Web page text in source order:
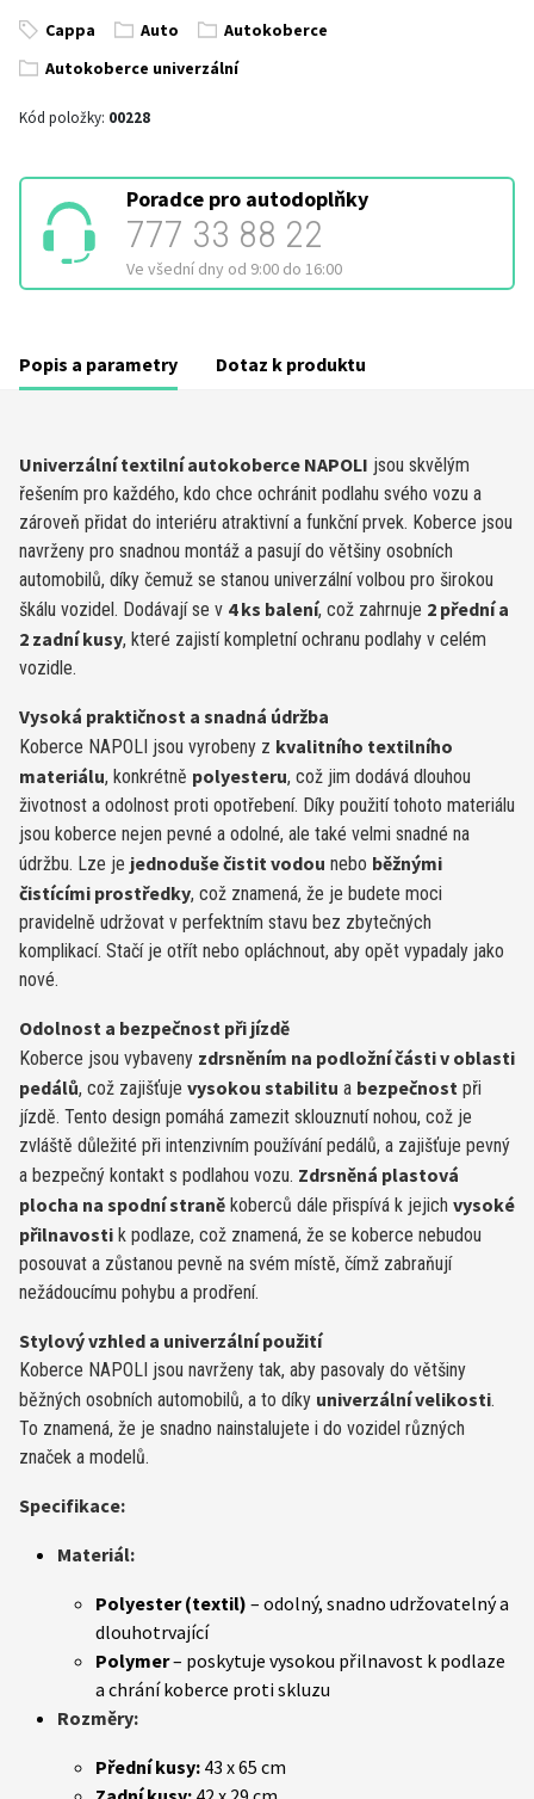
Cappa Auto
Autokoberce
Autokoberce univerzální
Kód položky: 00228
Poradce pro autodoplňky
777 33 88 22
Ve všední dny od 9:00 do 16:00
Popis a parametry Dotaz k produktu
Univerzální textilní autokoberce NAPOLI jsou skvělým
řešením pro každého, kdo chce ochránit podlahu svého vozu a
zároveň přidat do interiéru atraktivní a funkční prvek. Koberce jsou
navrženy pro snadnou montáž a pasují do většiny osobních
automobilů, díky čemuž se stanou univerzální volbou pro širokou
škálu vozidel. Dodávají se v 4 ks balení, což zahrnuje 2 přední a
2 zadní kusy, které zajistí kompletní ochranu podlahy v celém
vozidle.
Vysoká praktičnost a snadná údržba
Koberce NAPOLI jsou vyrobeny z kvalitního textilního
materiálu, konkrétně polyesteru, což jim dodává dlouhou
životnost a odolnost proti opotřebení. Díky použití tohoto materiálu
jsou koberce nejen pevné a odolné, ale také velmi snadné na
údržbu. Lze je jednoduše čistit vodou nebo běžnými
čistícími prostředky, což znamená, že je budete moci
pravidelně udržovat v perfektním stavu bez zbytečných
komplikací. Stačí je otřít nebo opláchnout, aby opět vypadaly jako
nové.
Odolnost a bezpečnost při jízdě
Koberce jsou vybaveny zdrsněním na podložní části v oblasti
pedálů, což zajišťuje vysokou stabilitu a bezpečnost při
jízdě. Tento design pomáhá zamezit sklouznutí nohou, což je
zvláště důležité při intenzivním používání pedálů, a zajišťuje pevný
a bezpečný kontakt s podlahou vozu. Zdrsněná plastová
plocha na spodní straně koberců dále přispívá k jejich vysoké
přilnavosti k podlaze, což znamená, že se koberce nebudou
posouvat a zůstanou pevně na svém místě, čímž zabraňují
nežádoucímu pohybu a prodření.
Stylový vzhled a univerzální použití
Koberce NAPOLI jsou navrženy tak, aby pasovaly do většiny
běžných osobních automobilů, a to díky univerzální velikosti.
To znamená, že je snadno nainstalujete i do vozidel různých
značek a modelů.
Specifikace:
Materiál:
Polyester (textil) – odolný, snadno udržovatelný a
dlouhotrvající
Polymer– poskytuje vysokou přilnavost k podlaze
a chrání koberce proti skluzu
Rozměry:
Přední kusy: 43 x 65 cm